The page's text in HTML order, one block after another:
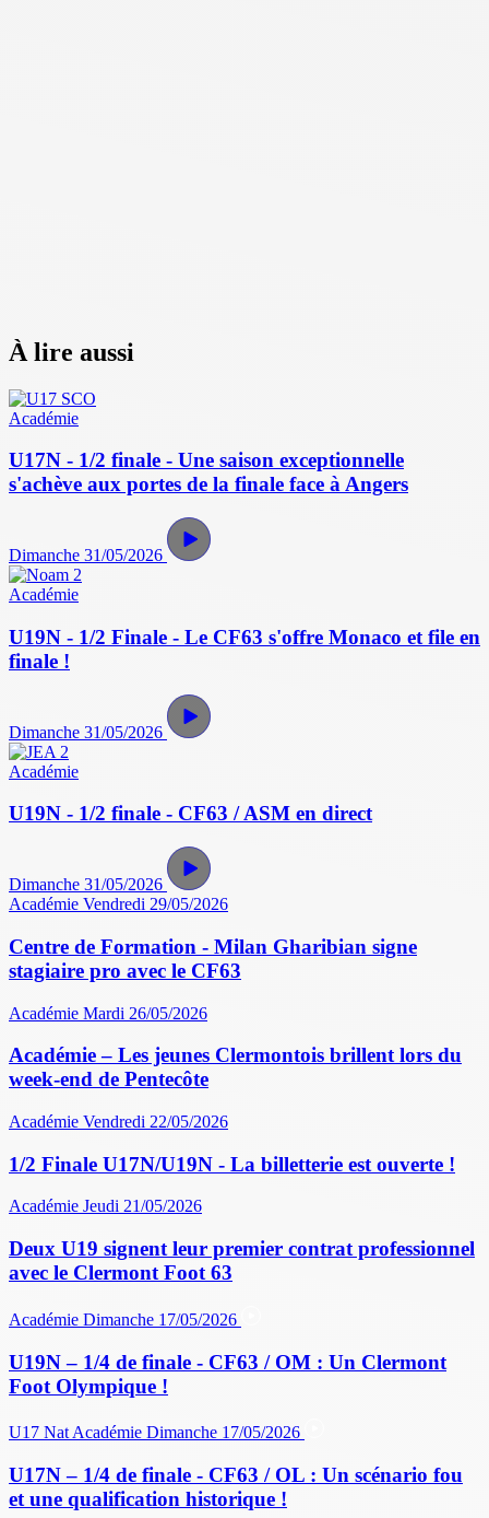
À lire aussi
Académie
U17N - 1/2 finale - Une saison exceptionnelle
s'achève aux portes de la finale face à Angers
Dimanche 31/05/2026
Académie
U19N - 1/2 Finale - Le CF63 s'offre Monaco et file en
finale !
Dimanche 31/05/2026
Académie
U19N - 1/2 finale - CF63 / ASM en direct
Dimanche 31/05/2026
Académie Vendredi 29/05/2026
Centre de Formation - Milan Gharibian signe
stagiaire pro avec le CF63
Académie Mardi 26/05/2026
Académie – Les jeunes Clermontois brillent lors du
week-end de Pentecôte
Académie Vendredi 22/05/2026
1/2 Finale U17N/U19N - La billetterie est ouverte !
Académie Jeudi 21/05/2026
Deux U19 signent leur premier contrat professionnel
avec le Clermont Foot 63
Académie Dimanche 17/05/2026
U19N – 1/4 de finale - CF63 / OM : Un Clermont
Foot Olympique !
U17 Nat Académie Dimanche 17/05/2026
U17N – 1/4 de finale - CF63 / OL : Un scénario fou
et une qualification historique !